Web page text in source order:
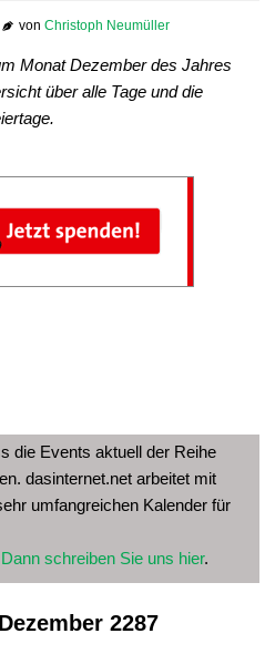
von Christoph Neumüller
Monat Dezember des Jahres
über alle Tage und die
die Events aktuell der Reihe
dasinternet.net arbeitet mit
umfangreichen Kalender für
Dann schreiben Sie uns hier.
2287